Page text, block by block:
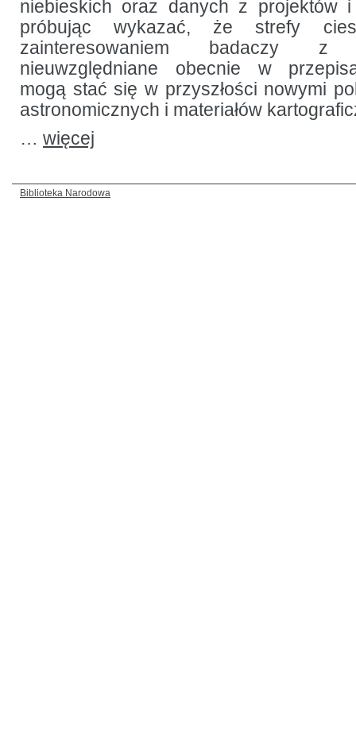
niebieskich oraz danych z projektów
próbując wykazać, że strefy
zainteresowaniem badaczy
nieuwzględniane obecnie w
mogą stać się w przyszłości nowymi
astronomicznych i materiałów
… więcej
Biblioteka Narodowa